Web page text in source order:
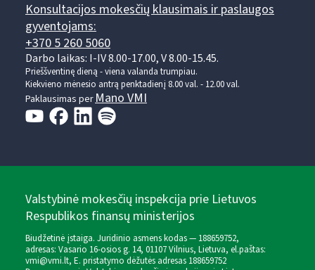
Konsultacijos mokesčių klausimais ir paslaugos
gyventojams:
+370 5 260 5060
Darbo laikas: I-IV 8.00-17.00, V 8.00-15.45.
Prieššventinę dieną - viena valanda trumpiau.
Kiekvieno mėnesio antrą penktadienį 8.00 val. - 12.00 val.
Paklausimas perMano VMI
Valstybinė mokesčių inspekcija prie Lietuvos
Respublikos finansų ministerijos
Biudžetinė įstaiga. Juridinio asmens kodas — 188659752,
adresas: Vasario 16-osios g. 14, 01107 Vilnius, Lietuva, el.paštas:
vmi@vmi.lt, E. pristatymo dėžutės adresas 188659752